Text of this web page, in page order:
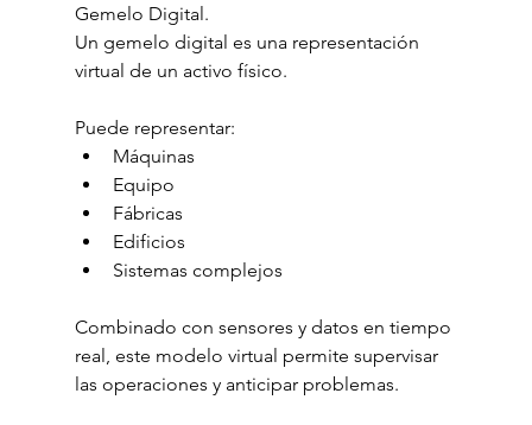
Gemelo Digital.
Un gemelo digital es una representación
virtual de un activo físico.
Puede representar:
Máquinas
Equipo
Fábricas
Edificios
Sistemas complejos
Combinado con sensores y datos en tiempo
real, este modelo virtual permite supervisar
las operaciones y anticipar problemas.